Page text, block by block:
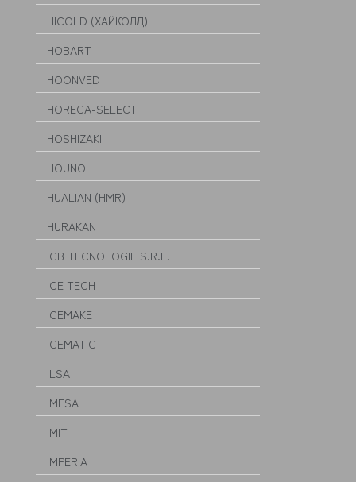
HICOLD (ХАЙКОЛД)
HOBART
HOONVED
HORECA-SELECT
HOSHIZAKI
HOUNO
HUALIAN (HMR)
HURAKAN
ICB TECNOLOGIE S.R.L.
ICE TECH
ICEMAKE
ICEMATIC
ILSA
IMESA
IMIT
IMPERIA